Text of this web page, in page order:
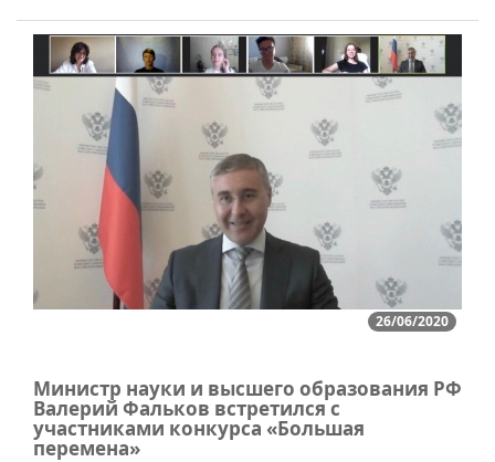
26/06/2020
Министр науки и высшего образования РФ
Валерий Фальков встретился с
участниками конкурса «Большая
перемена»